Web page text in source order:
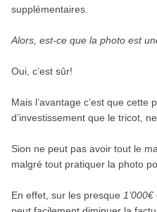
supplémentaires.
Alors, est-ce que la photo est
Oui, c’est sûr!
Mais l’avantage c’est que cette
d’investissement que le tricot,
Sion ne peut pas avoir tout le
malgré tout pratiquer la photo
En effet, sur les presque 1’000€